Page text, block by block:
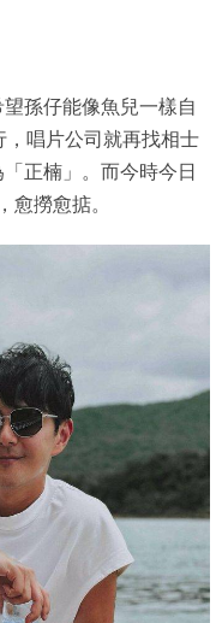
孫仔能像魚兒一樣自
唱片公司就再找相士
正楠」。而今時今日
愈撈愈掂。